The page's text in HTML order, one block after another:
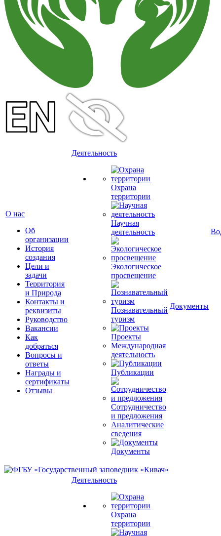
О нас
Об
организации
История
создания
Цели и
задачи
Территория
и Природа
Контакты и
реквизиты
Руководство
Вакансии
Как
добраться
Вопросы и
ответы
Награды и
сертификаты
Отзывы
Деятельность
Охрана
территории
Научная
деятельность
Экологическое
просвещение
Познавательный
туризм
Проекты
Международная
деятельность
Публикации
Сотрудничество
и предложения
Аналитические
сведения
Документы
Документы
Деятельность
Охрана
территории